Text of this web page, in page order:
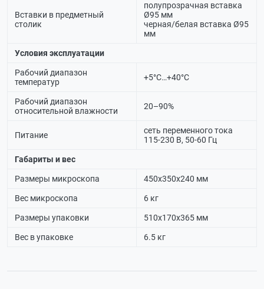
Вставки в предметный
столик
полупрозрачная вставка
Ø95 мм
черная/белая вставка Ø95
мм
Условия эксплуатации
Рабочий диапазон
температур
+5°C…+40°C
Рабочий диапазон
относительной влажности
20–90%
Питание
сеть переменного тока
115-230 В, 50-60 Гц
Габариты и вес
Размеры микроскопа 450х350х240 мм
Вес микроскопа 6 кг
Размеры упаковки 510х170х365 мм
Вес в упаковке 6.5 кг